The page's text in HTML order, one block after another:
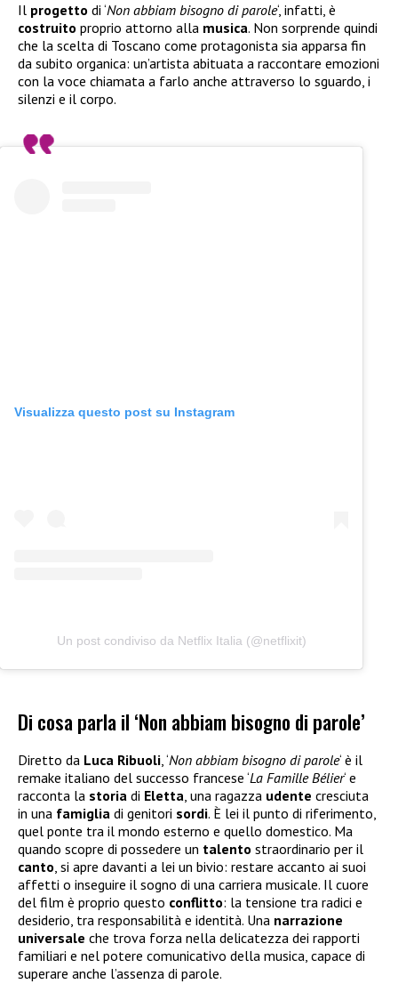
Il progetto di ‘Non abbiam bisogno di parole‘, infatti, è
costruito proprio attorno alla musica. Non sorprende quindi
che la scelta di Toscano come protagonista sia apparsa fin
da subito organica: un’artista abituata a raccontare emozioni
con la voce chiamata a farlo anche attraverso lo sguardo, i
silenzi e il corpo.
Visualizza questo post su Instagram
Un post condiviso da Netflix Italia (@netflixit)
Di cosa parla il ‘Non abbiam bisogno di parole’
Diretto da Luca Ribuoli, ‘Non abbiam bisogno di parole‘ è il
remake italiano del successo francese ‘La Famille Bélier‘ e
racconta la storia di Eletta, una ragazza udente cresciuta
in una famiglia di genitori sordi. È lei il punto di riferimento,
quel ponte tra il mondo esterno e quello domestico. Ma
quando scopre di possedere un talento straordinario per il
canto, si apre davanti a lei un bivio: restare accanto ai suoi
affetti o inseguire il sogno di una carriera musicale. Il cuore
del film è proprio questo conflitto: la tensione tra radici e
desiderio, tra responsabilità e identità. Una narrazione
universale che trova forza nella delicatezza dei rapporti
familiari e nel potere comunicativo della musica, capace di
superare anche l’assenza di parole.